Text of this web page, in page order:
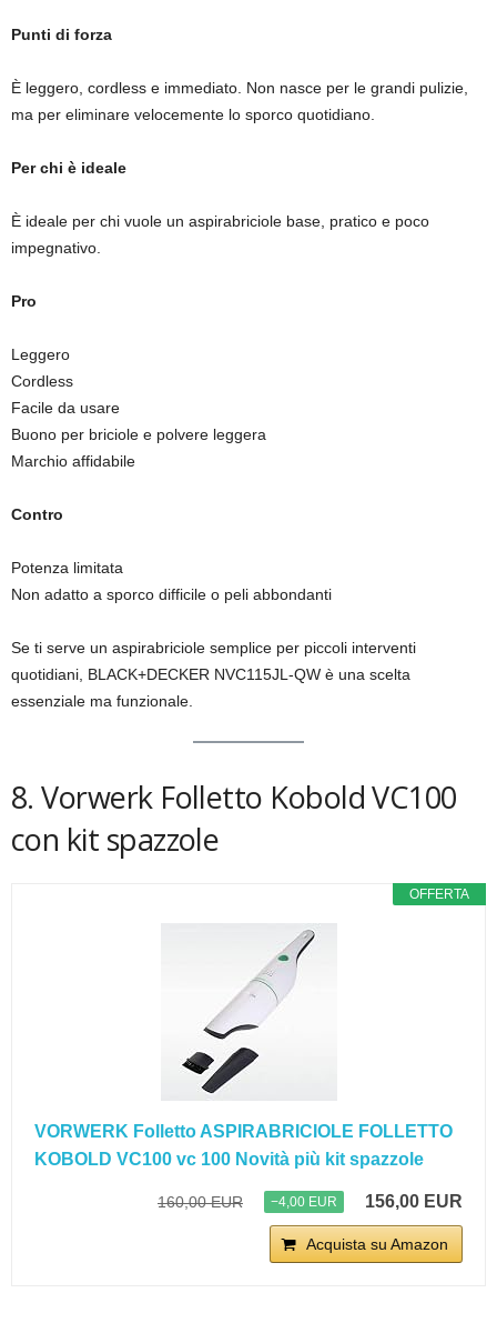
Punti di forza
È leggero, cordless e immediato. Non nasce per le grandi pulizie,
ma per eliminare velocemente lo sporco quotidiano.
Per chi è ideale
È ideale per chi vuole un aspirabriciole base, pratico e poco
impegnativo.
Pro
Leggero
Cordless
Facile da usare
Buono per briciole e polvere leggera
Marchio affidabile
Contro
Potenza limitata
Non adatto a sporco difficile o peli abbondanti
Se ti serve un aspirabriciole semplice per piccoli interventi
quotidiani, BLACK+DECKER NVC115JL-QW è una scelta
essenziale ma funzionale.
8. Vorwerk Folletto Kobold VC100
con kit spazzole
OFFERTA
VORWERK Folletto ASPIRABRICIOLE FOLLETTO
KOBOLD VC100 vc 100 Novità più kit spazzole
160,00 EUR −4,00 EUR 156,00 EUR
Acquista su Amazon